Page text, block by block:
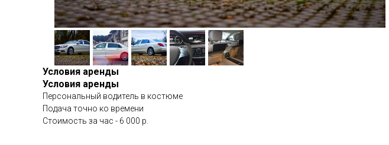
Условия аренды
Условия аренды
Персональный водитель в костюме
Подача точно ко времени
Стоимость за час - 6 000 р.